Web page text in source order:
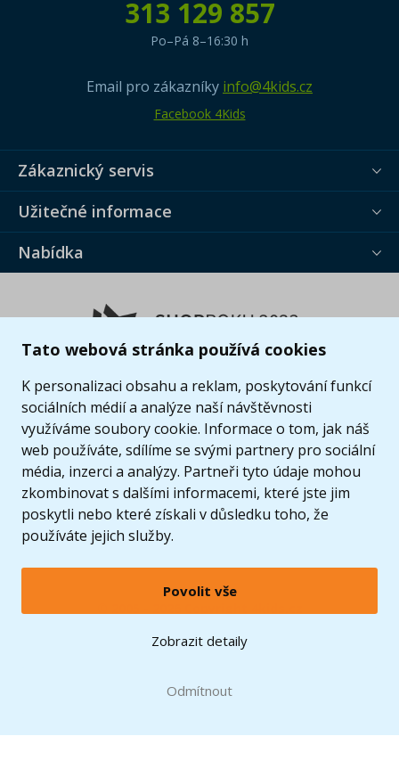
Tato webová stránka používá cookies
K personalizaci obsahu a reklam, poskytování funkcí
sociálních médií a analýze naší návštěvnosti
využíváme soubory cookie. Informace o tom, jak náš
web používáte, sdílíme se svými partnery pro sociální
média, inzerci a analýzy. Partneři tyto údaje mohou
zkombinovat s dalšími informacemi, které jste jim
poskytli nebo které získali v důsledku toho, že
používáte jejich služby.
Povolit vše
Zobrazit detaily
Odmítnout
313 129 857
Po–Pá 8–16:30 h
Email pro zákazníky info@4kids.cz
Facebook 4Kids
Zákaznický servis
Užitečné informace
Nabídka
2024 The LEGO Group.
Zobrazit verzi pro desktop
při nákupu od